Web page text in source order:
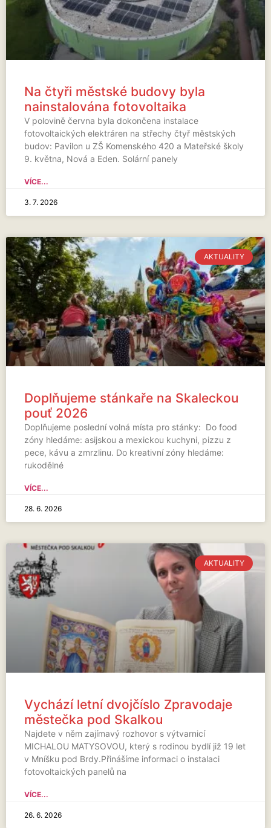
Na čtyři městské budovy byla
nainstalována fotovoltaika
V polovině června byla dokončena instalace
fotovoltaických elektráren na střechy čtyř městských
budov: Pavilon u ZŠ Komenského 420 a Mateřské školy
9. května, Nová a Eden. Solární panely
VÍCE...
3. 7. 2026
AKTUALITY
Doplňujeme stánkaře na Skaleckou
pouť 2026
Doplňujeme poslední volná místa pro stánky: Do food
zóny hledáme: asijskou a mexickou kuchyni, pizzu z
pece, kávu a zmrzlinu. Do kreativní zóny hledáme:
rukodělné
VÍCE...
28. 6. 2026
AKTUALITY
Vychází letní dvojčíslo Zpravodaje
městečka pod Skalkou
Najdete v něm zajímavý rozhovor s výtvarnicí
MICHALOU MATYSOVOU, který s rodinou bydlí již 19 let
v Mníšku pod Brdy.Přinášíme informaci o instalaci
fotovoltaických panelů na
VÍCE...
26. 6. 2026